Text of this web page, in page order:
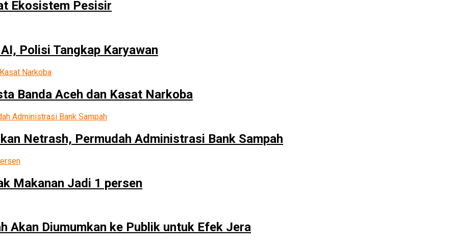
Ekosistem Pesisir
Polisi Tangkap Karyawan
Banda Aceh dan Kasat Narkoba
Netrash, Permudah Administrasi Bank Sampah
Makanan Jadi 1 persen
Akan Diumumkan ke Publik untuk Efek Jera